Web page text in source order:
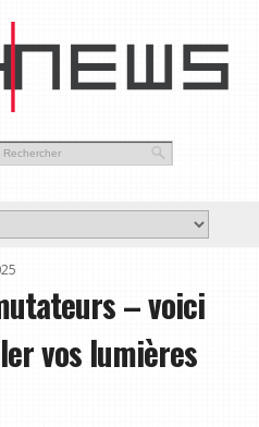
– voici
vos lumières